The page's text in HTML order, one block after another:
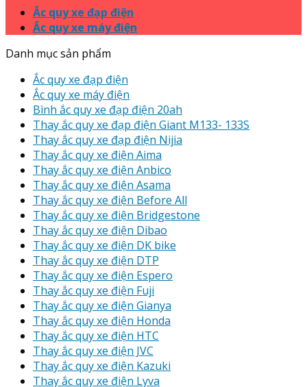
Ắc quy xe đạp điện
Ắc quy xe máy điện
Danh mục sản phẩm
Ắc quy xe đạp điện
Ắc quy xe máy điện
Bình ắc quy xe đạp điện 20ah
Thay ắc quy xe đạp điện Giant M133- 133S
Thay ắc quy xe đạp điện Nijia
Thay ắc quy xe điện Aima
Thay ắc quy xe điện Anbico
Thay ắc quy xe điện Asama
Thay ắc quy xe điện Before All
Thay ắc quy xe điện Bridgestone
Thay ắc quy xe điện Dibao
Thay ắc quy xe điện DK bike
Thay ắc quy xe điện DTP
Thay ắc quy xe điện Espero
Thay ắc quy xe điện Fuji
Thay ắc quy xe điện Gianya
Thay ắc quy xe điện Honda
Thay ắc quy xe điện HTC
Thay ắc quy xe điện JVC
Thay ắc quy xe điện Kazuki
Thay ắc quy xe điện Lyva